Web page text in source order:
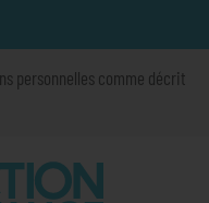
personnelles comme décrit